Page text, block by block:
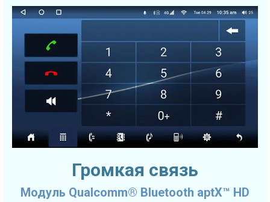
Громкая связь
Модуль Qualcomm® Bluetooth aptX™ HD